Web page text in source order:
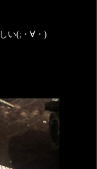
い(;・∀・)